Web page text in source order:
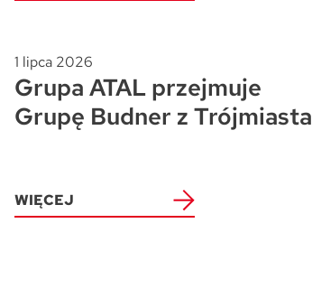
1 lipca 2026
Grupa ATAL przejmuje
Grupę Budner z Trójmiasta
WIĘCEJ